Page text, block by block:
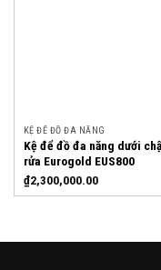
KỆ ĐỂ ĐỒ ĐA NĂNG
Kệ để đồ đa năng dưới
rửa Eurogold EUS800
₫2,300,000.00